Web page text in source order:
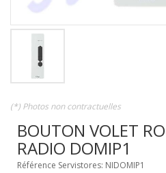
(*) Photos non contractuelles
BOUTON VOLET
RADIO DOMIP1
Référence Servistores: NIDOMIP1